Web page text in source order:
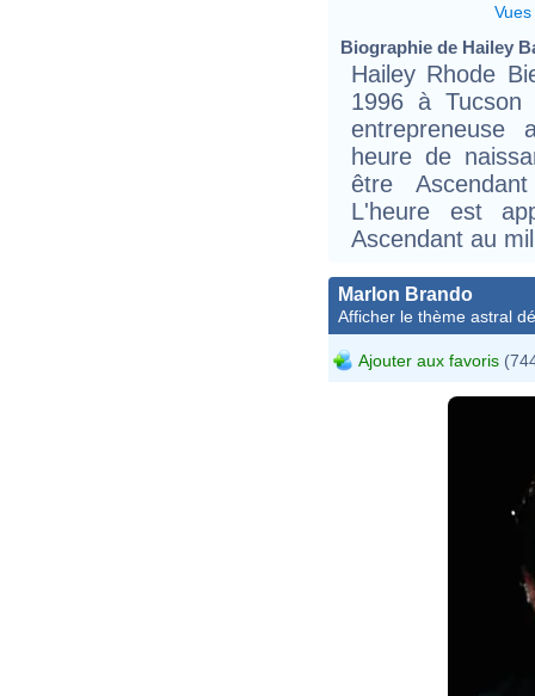
Vues
Biographie de Hailey
Hailey Rhode
1996 à Tucson
entrepreneuse
heure de
être
L'heure est
Ascendant au
Marlon Brando
Afficher le thème astral
Ajouter aux favoris